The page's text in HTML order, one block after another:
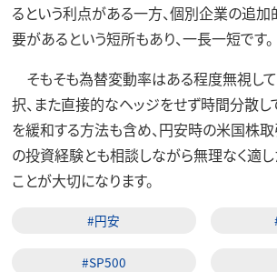
るという利点がある一方、個別企業の追加
要があるという短所もあり、一長一短です。
そもそも為替変動率はある程度無視し
択、また直接的なヘッジをせず時間分散し
を緩和する方法も含め、円安時の米国株取
の投資経験とも相談しながら無理なく適
ことが大切になります。
#円安
#SP500